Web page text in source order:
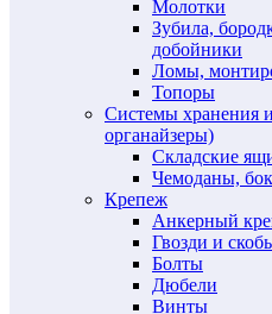
Молотки
Зубила,
добойники
Ломы,
Топоры
Системы хранения
органайзеры)
Складские
Чемоданы,
Крепеж
Анкерный
Гвозди и
Болты
Дюбели
Винты